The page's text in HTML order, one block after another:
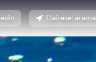
Dairesel arama